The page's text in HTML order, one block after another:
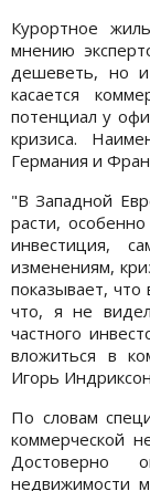
Курортное
мнению
дешеветь, но
касается
потенциал у
кризиса.
Германия и
"В Западной
расти,
инвестиция,
изменениям,
показывает, что
что, я не
частного
вложиться в
Игорь
По словам
коммерческой
Достоверно
недвижимости